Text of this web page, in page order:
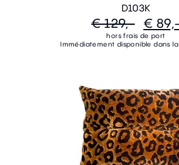
D103K
€ 129,- € 89,-
hors frais de port
Immédiatement disponible dans